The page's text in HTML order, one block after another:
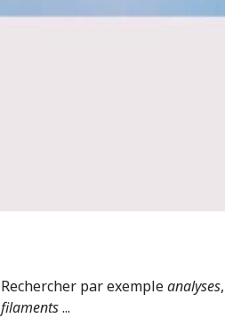
Rechercher par exempleanalyses,
filaments...